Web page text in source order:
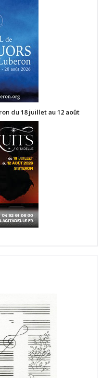
du 18 juillet au 12 août